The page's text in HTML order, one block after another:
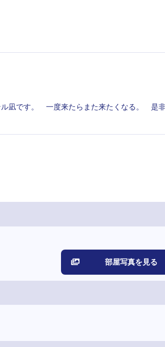
凪です。 一度来たらまた来たくなる。 是
部屋写真を見る